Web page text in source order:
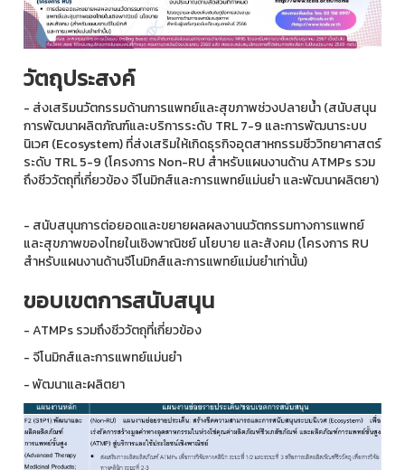
วัตถุประสงค์
- ส่งเสริมนวัตกรรมด้านการแพทย์และสุขภาพช่วงปลายน้ำ (สนับสนุน
การพัฒนาผลิตภัณฑ์และบริการระดับ TRL 7-9 และการพัฒนาระบบ
นิเวศ (Ecosystem) ที่ส่งเสริมให้เกิดธุรกิจอุตสาหกรรมชีววิทยาศาสตร์
ระดับ TRL 5-9 (โครงการ Non-RU สำหรับแผนงานด้าน ATMPs รวม
ถึงชีววัตถุที่เกี่ยวข้อง จีโนมิกส์และการแพทย์แม่นยำ และพัฒนาผลิตยา)
- สนับสนุนการต่อยอดและขยายผลผลงานนวัตกรรมทางการแพทย์
และสุขภาพของไทยในเชิงพาณิชย์ นโยบาย และสังคม (โครงการ RU
สำหรับแผนงานด้านจีโนมิกส์และการแพทย์แม่นยำเท่านั้น)
ขอบเขตการสนับสนุน
- ATMPs รวมถึงชีววัตถุที่เกี่ยวข้อง
- จีโนมิกส์และการแพทย์แม่นยำ
- พัฒนาและผลิตยา